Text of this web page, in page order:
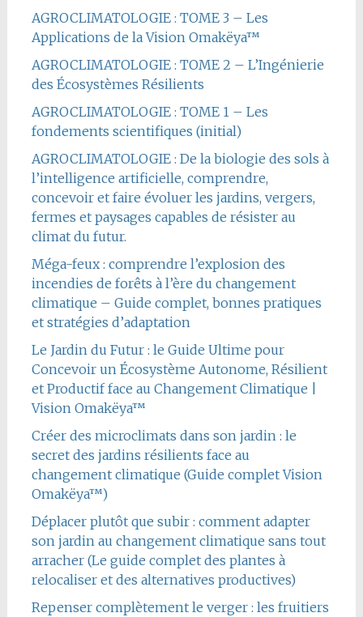
AGROCLIMATOLOGIE : TOME 3 – Les
Applications de la Vision Omakëya™
AGROCLIMATOLOGIE : TOME 2 – L’Ingénierie
des Écosystèmes Résilients
AGROCLIMATOLOGIE : TOME 1 – Les
fondements scientifiques (initial)
AGROCLIMATOLOGIE : De la biologie des sols à
l’intelligence artificielle, comprendre,
concevoir et faire évoluer les jardins, vergers,
fermes et paysages capables de résister au
climat du futur.
Méga-feux : comprendre l’explosion des
incendies de forêts à l’ère du changement
climatique – Guide complet, bonnes pratiques
et stratégies d’adaptation
Le Jardin du Futur : le Guide Ultime pour
Concevoir un Écosystème Autonome, Résilient
et Productif face au Changement Climatique |
Vision Omakëya™
Créer des microclimats dans son jardin : le
secret des jardins résilients face au
changement climatique (Guide complet Vision
Omakëya™)
Déplacer plutôt que subir : comment adapter
son jardin au changement climatique sans tout
arracher (Le guide complet des plantes à
relocaliser et des alternatives productives)
Repenser complètement le verger : les fruitiers